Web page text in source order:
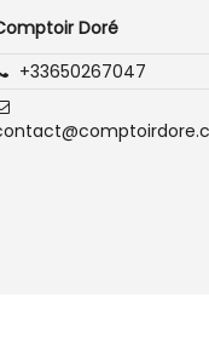
Doré
+33650267047